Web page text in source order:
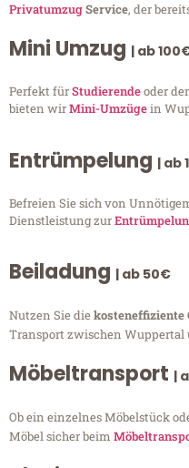
PrivatumzugService, der
Mini Umzug | ab
Perfekt fürStudierendeoder
bieten wirMini-Umzügein
Entrümpelung | ab
Befreien Sie sich von
Dienstleistung zur
Beiladung | ab 50€
Nutzen Sie diekosteneffiziente
Transport zwischen Wuppertal
Möbeltransport |
Ob ein einzelnes Möbelstück
Möbel sicher beim